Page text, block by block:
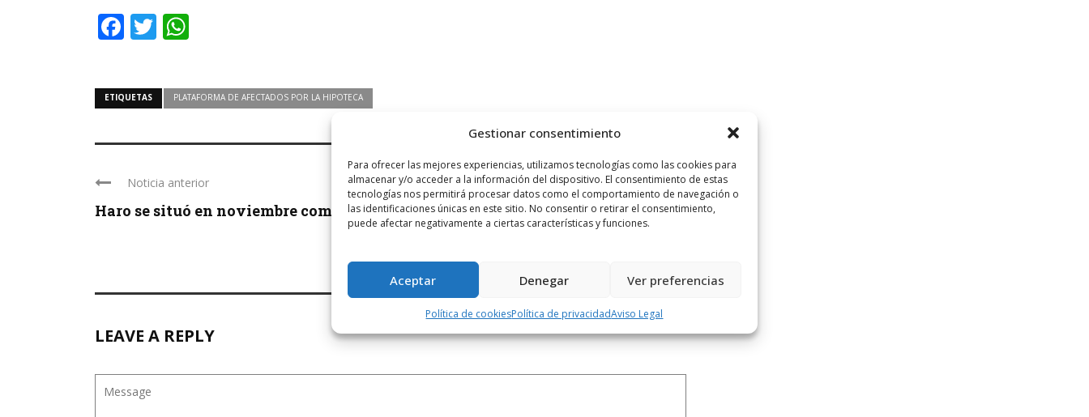
Gestionar consentimiento
Para ofrecer las mejores experiencias, utilizamos tecnologías como las cookies para
almacenar y/o acceder a la información del dispositivo. El consentimiento de estas
tecnologías nos permitirá procesar datos como el comportamiento de navegación o
las identificaciones únicas en este sitio. No consentir o retirar el consentimiento,
puede afectar negativamente a ciertas características y funciones.
Aceptar Denegar Ver preferencias
Política de cookiesPolítica de privacidadAviso Legal
Facebook
Twitter
ETIQUETAS PLATAFORMA DE AFECTADOS POR LA HIPOTECA
Noticia anterior
Haro se situó en noviembre como la ...
Siguiente noticia
Los afectados por la urbanización de la
LEAVE A REPLY